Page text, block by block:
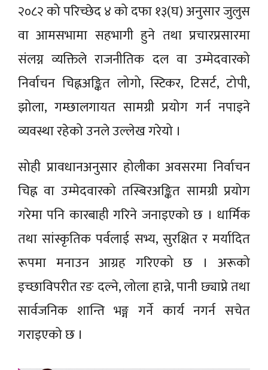
२०८२ को परिच्छेद ४ को दफा १३(घ) अनुसार जुलुस
वा आमसभामा सहभागी हुने तथा प्रचारप्रसारमा
संलग्न व्यक्तिले राजनीतिक दल वा उम्मेदवारको
निर्वाचन चिह्नअङ्कित लोगो, स्टिकर, टिसर्ट, टोपी,
झोला, गम्छालगायत सामग्री प्रयोग गर्न नपाइने
व्यवस्था रहेको उनले उल्लेख गरेयो ।
सोही प्रावधानअनुसार होलीका अवसरमा निर्वाचन
चिह्न वा उम्मेदवारको तस्बिरअङ्कित सामग्री प्रयोग
गरेमा पनि कारबाही गरिने जनाइएको छ । धार्मिक
तथा सांस्कृतिक पर्वलाई सभ्य, सुरक्षित र मर्यादित
रूपमा मनाउन आग्रह गरिएको छ । अरूको
इच्छाविपरीत रङ दल्ने, लोला हान्ने, पानी छ्याप्ने तथा
सार्वजनिक शान्ति भङ्ग गर्ने कार्य नगर्न सचेत
गराइएको छ ।